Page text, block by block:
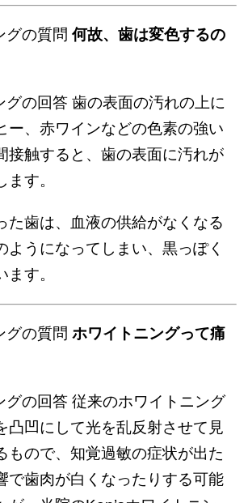
何故、歯は変色するの
歯の表面の汚れの上に
ー、赤ワインなどの色素の強い
接触すると、歯の表面に汚れが
す。
た歯は、血液の供給がなくなる
ようになってしまい、黒っぽく
す。
ホワイトニングって痛
従来のホワイトニング
凸凹にして光を乱反射させて見
もので、知覚過敏の症状が出た
で歯肉が白くなったりする可能